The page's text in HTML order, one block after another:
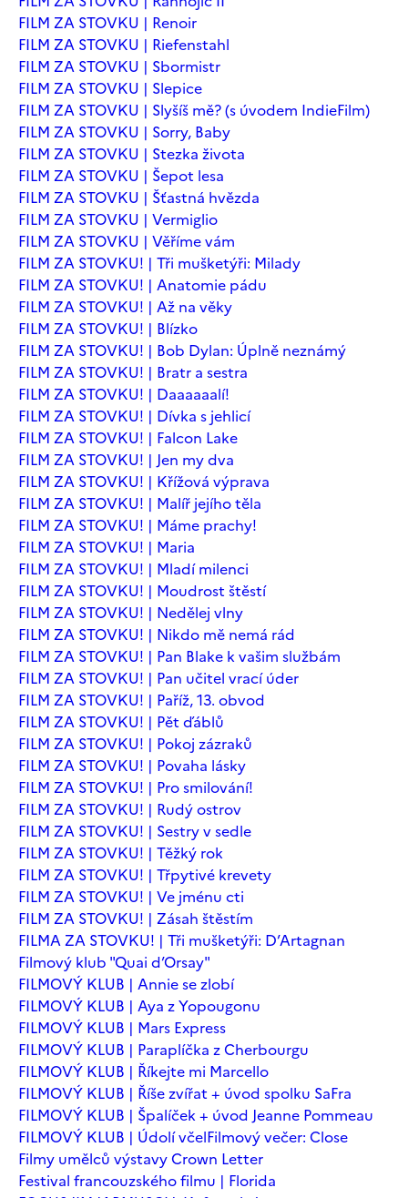
FILM ZA STOVKU | Renoir
FILM ZA STOVKU | Riefenstahl
FILM ZA STOVKU | Sbormistr
FILM ZA STOVKU | Slepice
FILM ZA STOVKU | Slyšíš mě? (s úvodem IndieFilm)
FILM ZA STOVKU | Sorry, Baby
FILM ZA STOVKU | Stezka života
FILM ZA STOVKU | Šepot lesa
FILM ZA STOVKU | Šťastná hvězda
FILM ZA STOVKU | Vermiglio
FILM ZA STOVKU | Věříme vám
FILM ZA STOVKU! | Tři mušketýři: Milady
FILM ZA STOVKU! | Anatomie pádu
FILM ZA STOVKU! | Až na věky
FILM ZA STOVKU! | Blízko
FILM ZA STOVKU! | Bob Dylan: Úplně neznámý
FILM ZA STOVKU! | Bratr a sestra
FILM ZA STOVKU! | Daaaaaalí!
FILM ZA STOVKU! | Dívka s jehlicí
FILM ZA STOVKU! | Falcon Lake
FILM ZA STOVKU! | Jen my dva
FILM ZA STOVKU! | Křížová výprava
FILM ZA STOVKU! | Malíř jejího těla
FILM ZA STOVKU! | Máme prachy!
FILM ZA STOVKU! | Maria
FILM ZA STOVKU! | Mladí milenci
FILM ZA STOVKU! | Moudrost štěstí
FILM ZA STOVKU! | Nedělej vlny
FILM ZA STOVKU! | Nikdo mě nemá rád
FILM ZA STOVKU! | Pan Blake k vašim službám
FILM ZA STOVKU! | Pan učitel vrací úder
FILM ZA STOVKU! | Paříž, 13. obvod
FILM ZA STOVKU! | Pět ďáblů
FILM ZA STOVKU! | Pokoj zázraků
FILM ZA STOVKU! | Povaha lásky
FILM ZA STOVKU! | Pro smilování!
FILM ZA STOVKU! | Rudý ostrov
FILM ZA STOVKU! | Sestry v sedle
FILM ZA STOVKU! | Těžký rok
FILM ZA STOVKU! | Třpytivé krevety
FILM ZA STOVKU! | Ve jménu cti
FILM ZA STOVKU! | Zásah štěstím
FILMA ZA STOVKU! | Tři mušketýři: D’Artagnan
Filmový klub "Quai d’Orsay"
FILMOVÝ KLUB | Annie se zlobí
FILMOVÝ KLUB | Aya z Yopougonu
FILMOVÝ KLUB | Mars Express
FILMOVÝ KLUB | Paraplíčka z Cherbourgu
FILMOVÝ KLUB | Říkejte mi Marcello
FILMOVÝ KLUB | Říše zvířat + úvod spolku SaFra
FILMOVÝ KLUB | Špalíček + úvod Jeanne Pommeau
FILMOVÝ KLUB | Údolí včelFilmový večer: Close
Filmy umělců výstavy Crown Letter
Festival francouzského filmu | Florida